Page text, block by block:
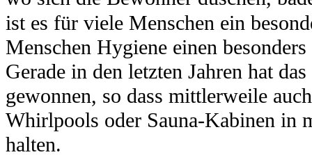
ist es für viele Menschen ein
Menschen Hygiene einen
Gerade in den letzten Jahren hat
gewonnen, so dass mittlerweile
Whirlpools oder Sauna-Kabinen in
halten.